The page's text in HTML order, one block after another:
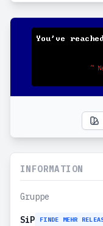
INFORMATION
Gruppe
SiP FINDE MEHR